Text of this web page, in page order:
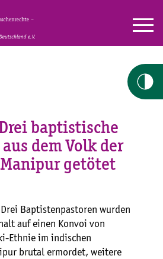
baptistische
dem Volk der
getötet
Baptistenpastoren wurden
auf einen Konvoi von
Ethnie im indischen
brutal ermordet, weitere